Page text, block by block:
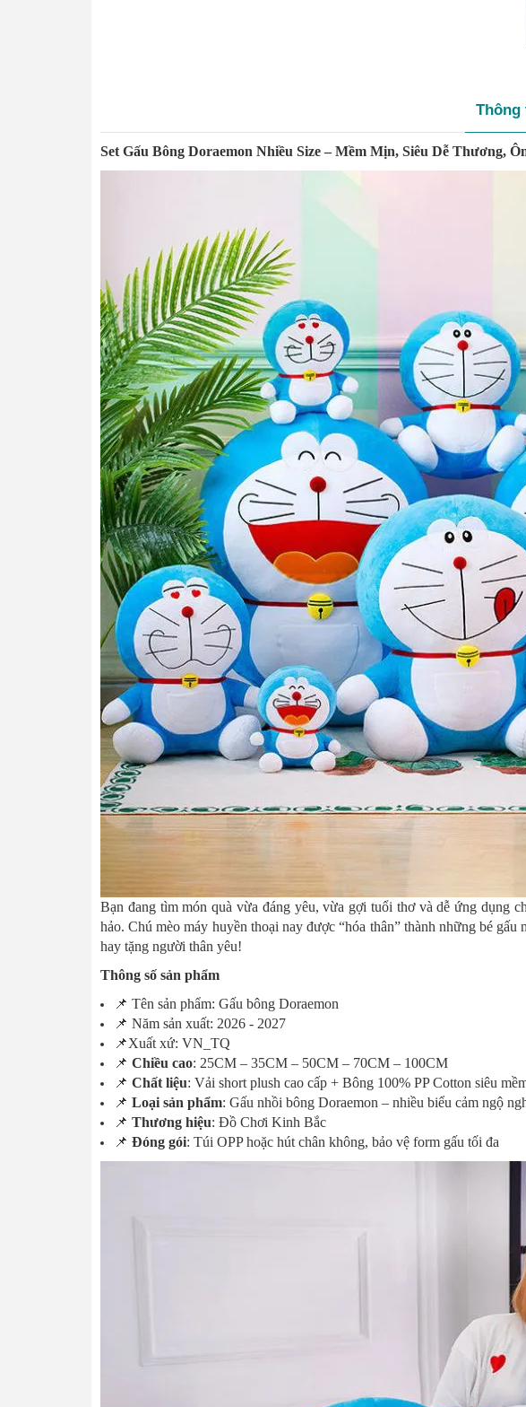
Set Gấu Bông Doraemon Nhiều Size – Mềm Mịn, Siêu Dễ Thương,
Bạn đang tìm món quà vừa đáng yêu, vừa gợi tuổi thơ và dễ ứng dụng
hảo. Chú mèo máy huyền thoại nay được “hóa thân” thành những bé
hay tặng người thân yêu!
Thông số sản phẩm
📌 Tên sản phẩm: Gấu bông Doraemon
📌 Năm sản xuất: 2026 - 2027
📌Xuất xứ: VN_TQ
📌 Chiều cao: 25CM – 35CM – 50CM – 70CM – 100CM
📌 Chất liệu: Vải short plush cao cấp + Bông 100% PP Cotton siêu
📌 Loại sản phẩm: Gấu nhồi bông Doraemon – nhiều biểu cảm ngộ
📌 Thương hiệu: Đồ Chơi Kinh Bắc
📌 Đóng gói: Túi OPP hoặc hút chân không, bảo vệ form gấu tối đa